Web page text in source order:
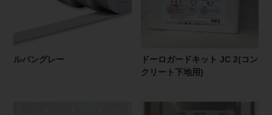
ルパングレー
ドーロガードキット JC 2(コン
クリート下地用)